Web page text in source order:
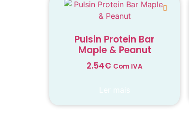
Pulsin Protein Bar
Maple & Peanut
2.54€ Com IVA
Ler mais